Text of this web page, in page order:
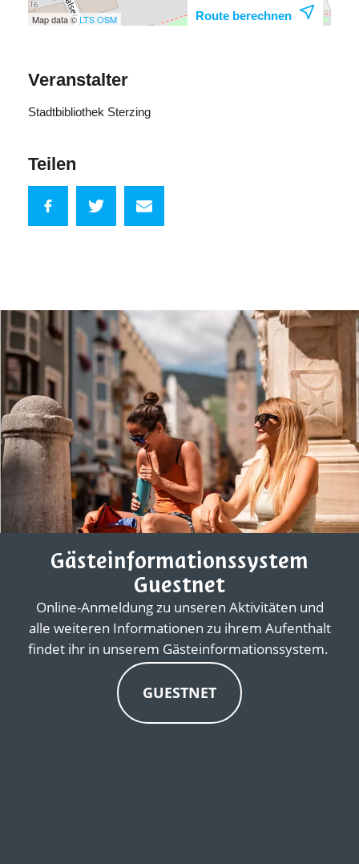
Map data ©LTSOSM Route berechnen
Veranstalter
Stadtbibliothek Sterzing
Teilen
Gästeinformationssystem
Guestnet
Online-Anmeldung zu unseren Aktivitäten und
alle weiteren Informationen zu ihrem Aufenthalt
findet ihr in unserem Gästeinformationssystem.
GUESTNET